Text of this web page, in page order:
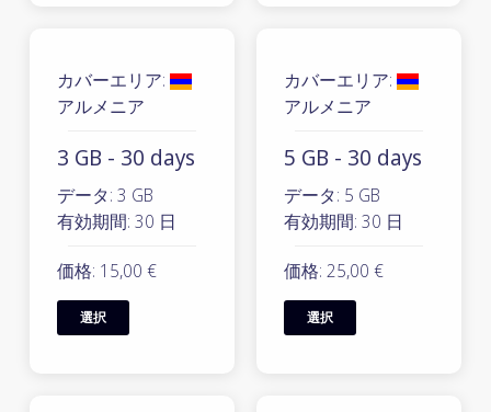
カバーエリア:
アルメニア
3 GB - 30 days
データ: 3 GB
有効期間: 30 日
価格: 15,00 €
選択
カバーエリア:
アルメニア
5 GB - 30 days
データ: 5 GB
有効期間: 30 日
価格: 25,00 €
選択